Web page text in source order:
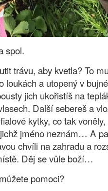
spol.
trávu, aby kvetla? To
loukách a utopený v
jich ukořistíš na
Další sebereš a
kytky, co tak
jméno neznám… A
chvíli na zahradu a
Děj se vůle boží…
pomoci?